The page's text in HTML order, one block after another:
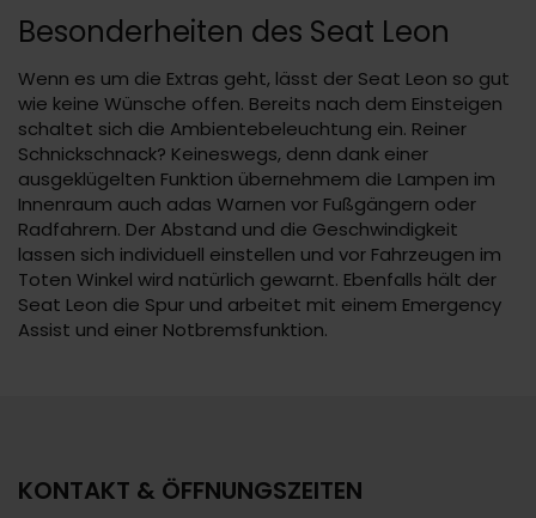
Besonderheiten des Seat Leon
Wenn es um die Extras geht, lässt der Seat Leon so gut
wie keine Wünsche offen. Bereits nach dem Einsteigen
schaltet sich die Ambientebeleuchtung ein. Reiner
Schnickschnack? Keineswegs, denn dank einer
ausgeklügelten Funktion übernehmem die Lampen im
Innenraum auch adas Warnen vor Fußgängern oder
Radfahrern. Der Abstand und die Geschwindigkeit
lassen sich individuell einstellen und vor Fahrzeugen im
Toten Winkel wird natürlich gewarnt. Ebenfalls hält der
Seat Leon die Spur und arbeitet mit einem Emergency
Assist und einer Notbremsfunktion.
KONTAKT & ÖFFNUNGSZEITEN